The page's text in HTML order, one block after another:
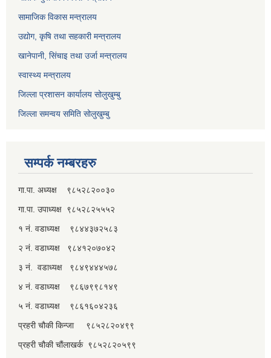
सामाजिक विकास मन्त्रालय
उद्योग, कृषि तथा सहकारी मन्त्रालय
खानेपानी, सिंचाइ तथा उर्जा मन्त्रालय
स्वास्थ्य मन्त्रालय
जिल्ला प्रशासन कार्यालय सोलुखुम्बु
जिल्ला समन्वय समिति सोलुखुम्बु
सम्पर्क नम्बरहरु
गा.पा. अध्यक्ष ९८५२८२००३०
गा.पा. उपाध्यक्ष ९८५२८२५५५२
१ नं. वडाध्यक्ष ९८४४३७२५८३
२ नं. वडाध्यक्ष ९८४१२०७०४२
३ नं. वडाध्यक्ष ९८४९४४४५७८
४ नं. वडाध्यक्ष ९८६७९९८१४९
५ नं. वडाध्यक्ष ९८६१६०४२३६
प्रहरी चौकी किन्जा ९८५२८२०४९९
प्रहरी चौकी चौंलाखर्क ९८५२८२०५९९